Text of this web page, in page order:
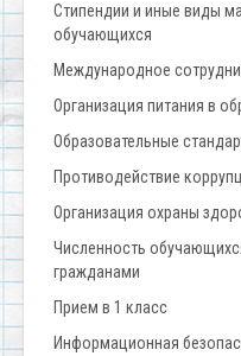
Стипендии и иные виды
обучающихся
Международное
Организация питания в
Образовательные
Противодействие
Организация охраны
Численность
гражданами
Прием в 1 класс
Информационная